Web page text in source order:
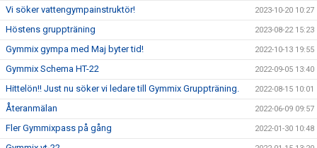
Vi söker vattengympainstruktör! 2023-10-20 10:27
Höstens gruppträning 2023-08-22 15:23
Gymmix gympa med Maj byter tid! 2022-10-13 19:55
Gymmix Schema HT-22 2022-09-05 13:40
Hittelön!! Just nu söker vi ledare till Gymmix Gruppträning. 2022-08-15 10:01
Återanmälan 2022-06-09 09:57
Fler Gymmixpass på gång 2022-01-30 10:48